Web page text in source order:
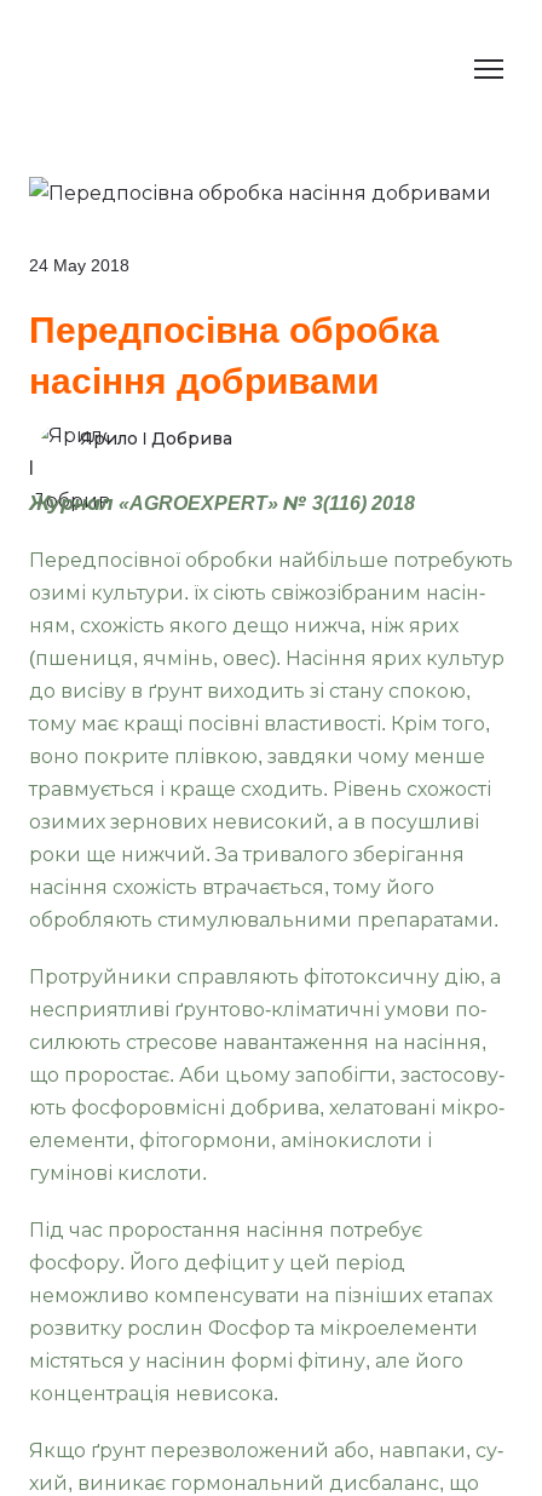
24 May 2018
Передпосівна обробка
насіння добривами
Ярило l Добрива
Журнал «AGROEXPERT» № 3(116) 2018
Передпосівної обробки найбільше потребують
озимі культури. їх сіють свіжозібраним насін­
ням, схожість якого дещо нижча, ніж ярих
(пше­ниця, ячмінь, овес). Насіння ярих культур
до ви­сіву в ґрунт виходить зі стану спокою,
тому має кращі посівні властивості. Крім того,
воно покри­те плівкою, завдяки чому менше
травмується і краще сходить. Рівень схожості
озимих зернових невисокий, а в посушливі
роки ще нижчий. За тривалого зберігання
насіння схожість втрача­ється, тому його
обробляють стимулювальними препаратами.
Протруйники справляють фітотоксичну дію, а
несприятливі ґрунтово-кліматичні умови по­
силюють стресове навантаження на насіння,
що проростає. Аби цьому запобігти, застосову­
ють фосфоровмісні добрива, хелатовані мікро­
елементи, фітогормони, амінокислоти і
гумінові кислоти.
Під час проростання насіння потребує
фосфору. Його дефіцит у цей період
неможливо компенсувати на пізніших етапах
розвитку рослин Фосфор та мікроелементи
містяться у насінин формі фітину, але його
концентрація невисока.
Якщо ґрунт перезволожений або, навпаки, су­
хий, виникає гормональний дисбаланс, що